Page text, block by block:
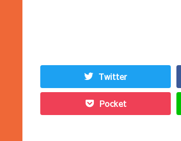
Twitter
Pocket